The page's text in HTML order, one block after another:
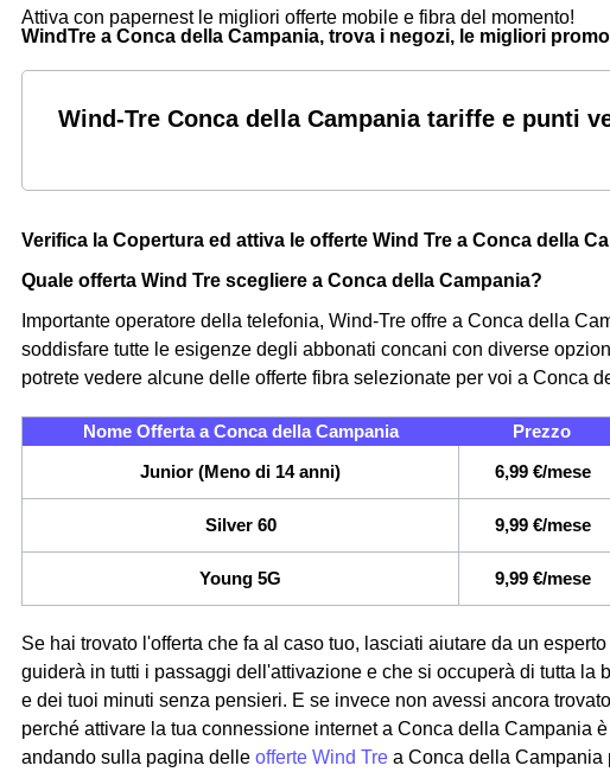
Attiva con papernest le migliori offerte mobile e fibra del momento!
WindTre a Conca della Campania, trova i negozi, le migliori
Wind-Tre Conca della Campania tariffe e punti
Verifica la Copertura ed attiva le offerte Wind Tre a Conca della
Quale offerta Wind Tre scegliere a Conca della Campania?
Importante operatore della telefonia, Wind-Tre offre a Conca della
soddisfare tutte le esigenze degli abbonati concani con diverse
potrete vedere alcune delle offerte fibra selezionate per voi a Conca
Nome Offerta a Conca della Campania Prezzo
Junior (Meno di 14 anni)
6,99 €/mese
Silver 60 9,99 €/mese
Young 5G 9,99 €/mese
Se hai trovato l'offerta che fa al caso tuo, lasciati aiutare da un
guiderà in tutti i passaggi dell'attivazione e che si occuperà di tutta la
e dei tuoi minuti senza pensieri. E se invece non avessi ancora
perché attivare la tua connessione internet a Conca della Campania
andando sulla pagina delle offerte Wind Tre a Conca della Campania